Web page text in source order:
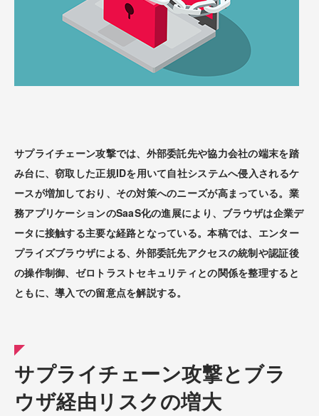
サプライチェーン攻撃では、外部委託先や協力会社の端末を踏
み台に、窃取した正規IDを用いて自社システムへ侵入されるケ
ースが増加しており、その対策へのニーズが高まっている。業
務アプリケーションのSaaS化の進展により、ブラウザは企業デ
ータに接触する主要な経路となっている。本稿では、エンター
プライズブラウザによる、外部委託先アクセスの統制や認証後
の操作制御、ゼロトラストセキュリティとの関係を整理すると
ともに、導入での留意点を解説する。
サプライチェーン攻撃とブラ
ウザ経由リスクの増大